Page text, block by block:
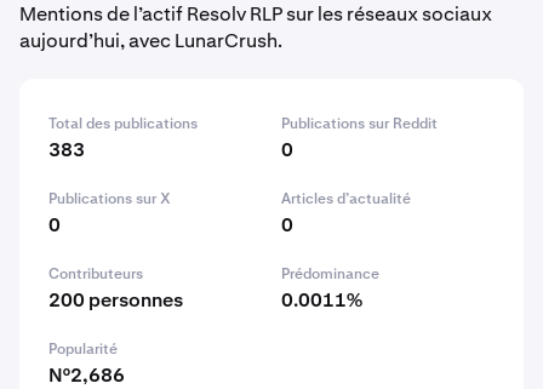
Mentions de l’actif Resolv RLP sur les réseaux sociaux
aujourd’hui, avec LunarCrush.
Total des publications
383
Publications sur Reddit
0
Publications sur X
0
Articles d’actualité
0
Contributeurs
200 personnes
Prédominance
0.0011%
Popularité
N°2,686